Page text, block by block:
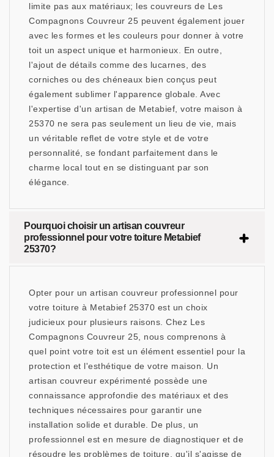
limite pas aux matériaux; les couvreurs de Les
Compagnons Couvreur 25 peuvent également jouer
avec les formes et les couleurs pour donner à votre
toit un aspect unique et harmonieux. En outre,
l'ajout de détails comme des lucarnes, des
corniches ou des chéneaux bien conçus peut
également sublimer l'apparence globale. Avec
l'expertise d'un artisan de Metabief, votre maison à
25370 ne sera pas seulement un lieu de vie, mais
un véritable reflet de votre style et de votre
personnalité, se fondant parfaitement dans le
charme local tout en se distinguant par son
élégance.
Pourquoi choisir un artisan couvreur
professionnel pour votre toiture Metabief
25370?
Opter pour un artisan couvreur professionnel pour
votre toiture à Metabief 25370 est un choix
judicieux pour plusieurs raisons. Chez Les
Compagnons Couvreur 25, nous comprenons à
quel point votre toit est un élément essentiel pour la
protection et l'esthétique de votre maison. Un
artisan couvreur expérimenté possède une
connaissance approfondie des matériaux et des
techniques nécessaires pour garantir une
installation solide et durable. De plus, un
professionnel est en mesure de diagnostiquer et de
résoudre les problèmes de toiture, qu'il s'agisse de